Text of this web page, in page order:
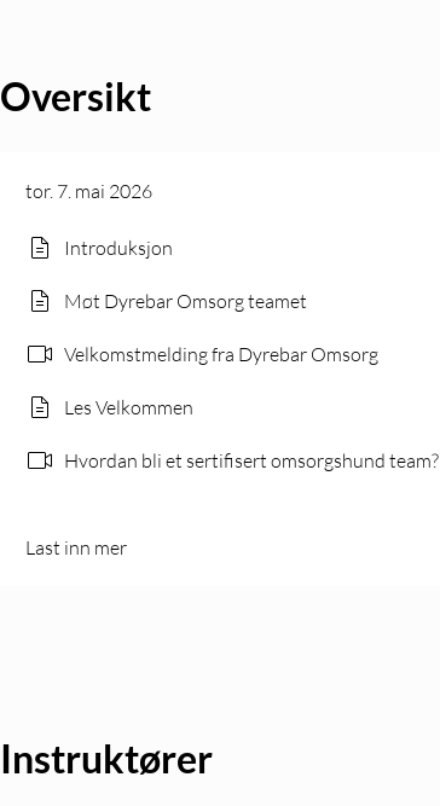
Oversikt
tor. 7. mai 2026
Introduksjon
Møt Dyrebar Omsorg teamet
Velkomstmelding fra Dyrebar Omsorg
Les Velkommen
Hvordan bli et sertifisert omsorgshund team?
Last inn mer
Instruktører